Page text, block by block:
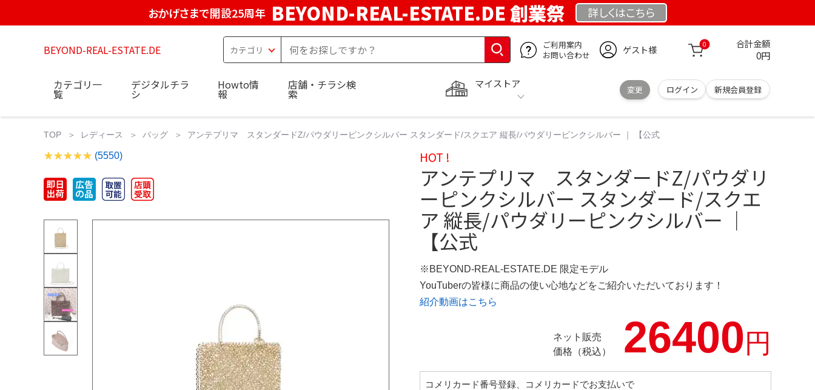
おかげさまで開設25周年 BEYOND-REAL-ESTATE.DE 創業祭 詳しくはこちら
BEYOND-REAL-ESTATE.DE
ご利用案内
お問い合わせ
ゲスト様 0 合計金額
0円
マイストア
変更 ログイン 新規会員登録
カテゴリ一
覧
デジタルチラ
シ
Howto情
報
店舗・チラシ検
索
TOP レディース バッグ アンテプリマ スタンダードZ/パウダリーピンクシルバー スタンダード/スクエア 縦長/パウダリーピンクシルバー ｜ 【公式
(5550) HOT !
アンテプリマ スタンダードZ/パウダリ
ーピンクシルバー スタンダード/スクエ
ア 縦長/パウダリーピンクシルバー ｜
【公式
※BEYOND-REAL-ESTATE.DE 限定モデル
YouTuberの皆様に商品の使い心地などをご紹介いただいております！
紹介動画はこちら
ネット販売
価格（税込）
26400円
コメリカード番号登録、コメリカードでお支払いで